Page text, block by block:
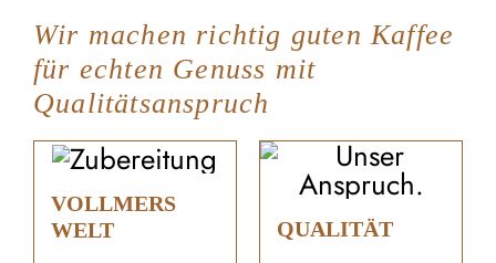
Wir machen richtig guten Kaffee
für echten Genuss mit
Qualitätsanspruch
VOLLMERS
WELT
QUALITÄT